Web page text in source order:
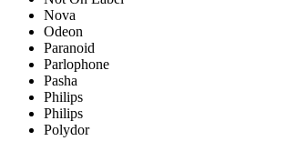
Nova
Odeon
Paranoid
Parlophone
Pasha
Philips
Philips
Polydor